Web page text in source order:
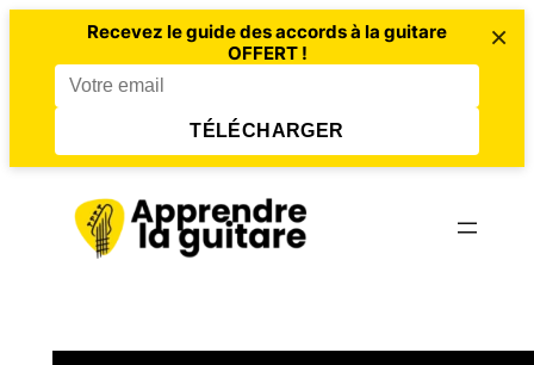
Recevez le guide des accords à la guitare
OFFERT !
TÉLÉCHARGER
×
contenu